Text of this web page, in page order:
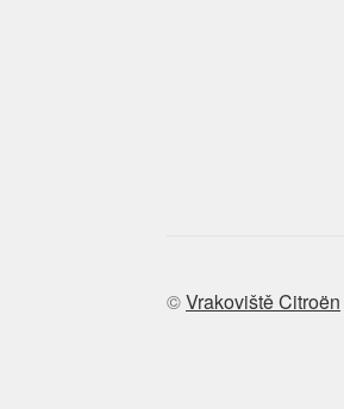
©Vrakoviště Citroën